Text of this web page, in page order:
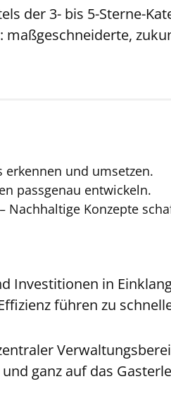
der 3- bis 5-Sterne-
maßgeschneiderte,
erkennen und umsetzen.
passgenau entwickeln.
– Nachhaltige Konzepte
Investitionen in
führen zu
ganz auf das